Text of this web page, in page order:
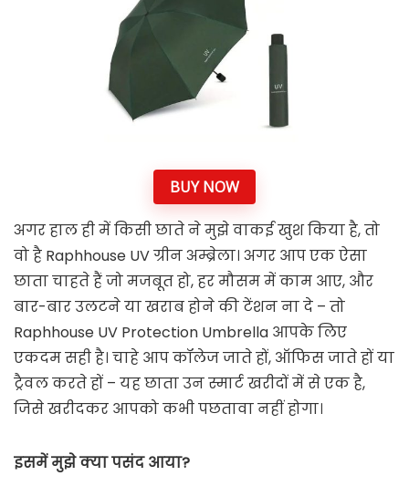
BUY NOW
अगर हाल ही में किसी छाते ने मुझे वाकई खुश किया है, तो
वो है Raphhouse UV ग्रीन अम्ब्रेला। अगर आप एक ऐसा
छाता चाहते हैं जो मजबूत हो, हर मौसम में काम आए, और
बार-बार उलटने या खराब होने की टेंशन ना दे – तो
Raphhouse UV Protection Umbrella आपके लिए
एकदम सही है। चाहे आप कॉलेज जाते हों, ऑफिस जाते हों या
ट्रैवल करते हों – यह छाता उन स्मार्ट खरीदों में से एक है,
जिसे खरीदकर आपको कभी पछतावा नहीं होगा।
इसमें मुझे क्या पसंद आया?